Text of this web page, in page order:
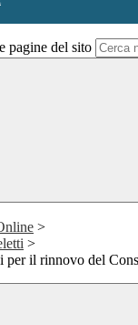
pagine del sito
>
>
per il rinnovo del